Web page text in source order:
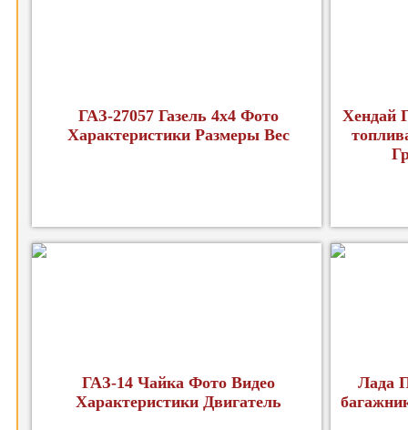
ГАЗ-27057 Газель 4x4 Фото
Характеристики Размеры Вес
Хендай
ГАЗ-14 Чайка Фото Видео
Характеристики Двигатель
Лада